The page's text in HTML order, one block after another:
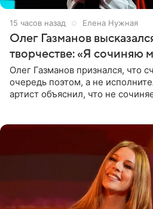
15 часов назад Елена Нужная
Олег Газманов
творчестве: «Я сочиняю
Олег Газманов признался, что
очередь поэтом, а не
артист объяснил, что не